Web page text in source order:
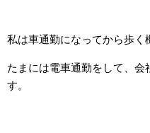
私は車通勤になってから歩く
たまには電車通勤をして、
す。